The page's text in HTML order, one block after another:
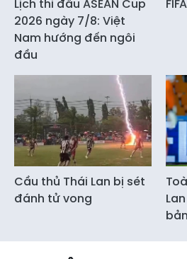
Lịch thi đấu ASEAN Cup
2026 ngày 7/8: Việt
Nam hướng đến ngôi
đầu
Cầu thủ Thái Lan bị sét
đánh tử vong